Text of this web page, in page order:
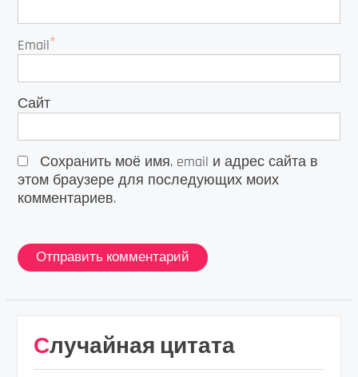
Email*
Сайт
Сохранить моё имя, email и адрес сайта в
этом браузере для последующих моих
комментариев.
Случайная цитата